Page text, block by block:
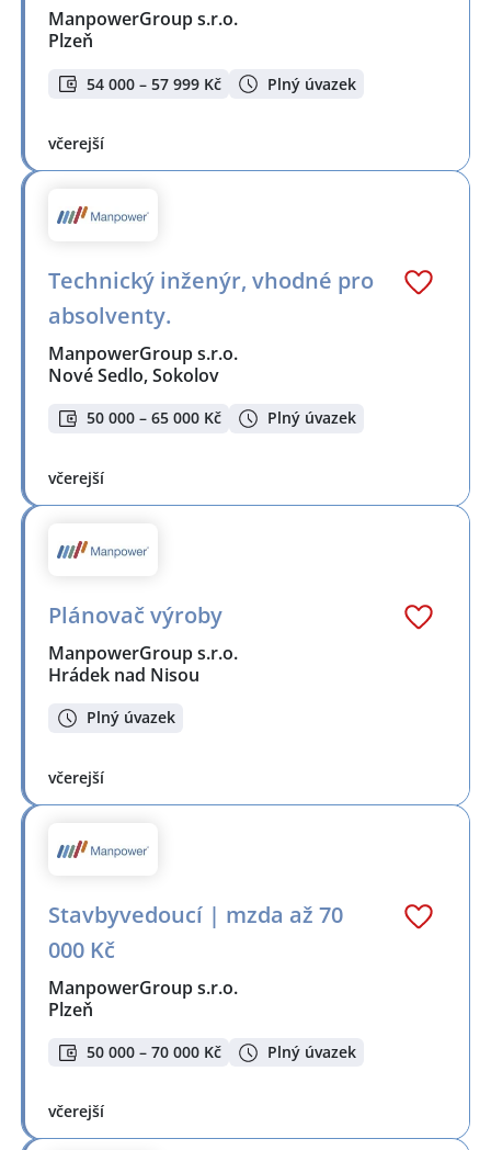
ManpowerGroup s.r.o.
Plzeň
54 000 – 57 999 Kč Plný úvazek
včerejší
Technický inženýr, vhodné pro
absolventy.
ManpowerGroup s.r.o.
Nové Sedlo, Sokolov
50 000 – 65 000 Kč Plný úvazek
včerejší
Plánovač výroby
ManpowerGroup s.r.o.
Hrádek nad Nisou
Plný úvazek
včerejší
Stavbyvedoucí | mzda až 70
000 Kč
ManpowerGroup s.r.o.
Plzeň
50 000 – 70 000 Kč Plný úvazek
včerejší